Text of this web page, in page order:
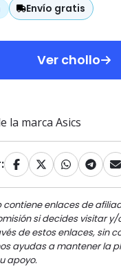
Envío gratis
Ver chollo
la marca Asics
contiene enlaces de
si decides visitar y/
de estos enlaces, sin
ayudas a mantener la
apoyo.